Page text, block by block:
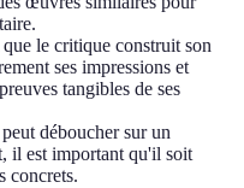
le critique construit son
ses impressions et
tangibles de ses
déboucher sur un
il est important qu'il soit
concrets.